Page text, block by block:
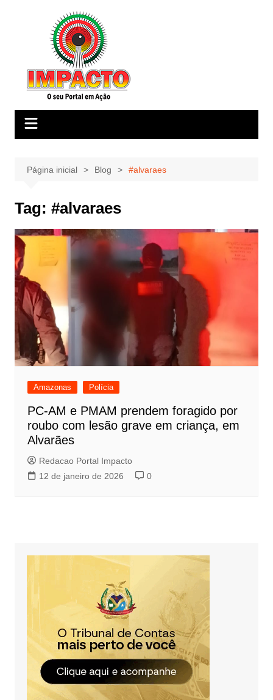
Página inicial Blog #alvaraes
Tag: #alvaraes
Amazonas Polícia
PC-AM e PMAM prendem foragido por
roubo com lesão grave em criança, em
Alvarães
Redacao Portal Impacto
12 de janeiro de 2026
0